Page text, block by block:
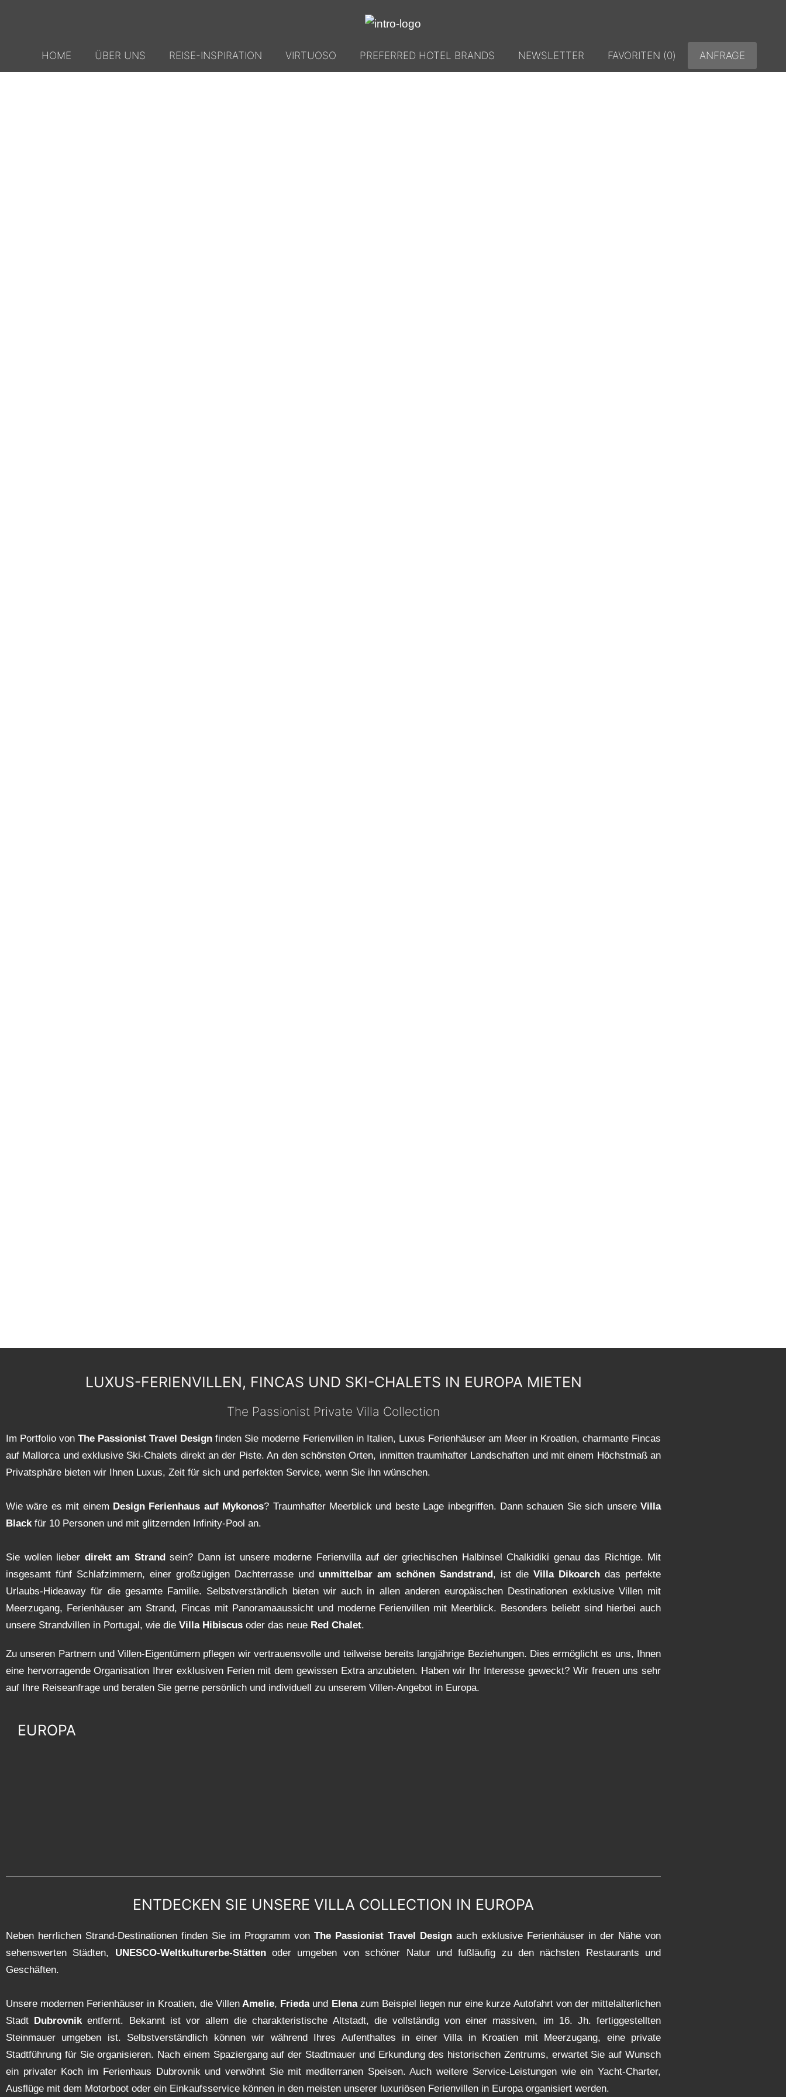
HOME ÜBER UNS REISE-INSPIRATION VIRTUOSO PREFERRED HOTEL BRANDS NEWSLETTER FAVORITEN (0) ANFRAGE
LUXUS
FERIENHÄUSER
LUXUS-FERIENVILLEN, FINCAS UND SKI-CHALETS IN EUROPA MIETEN
The Passionist Private Villa Collection
Im Portfolio vonThe Passionist Travel Design finden Sie moderne Ferienvillen in Italien, Luxus Ferienhäuser am Meer in Kroatien, charmante Fincas
auf Mallorca und exklusive Ski-Chalets direkt an der Piste. An den schönsten Orten, inmitten traumhafter Landschaften und mit einem Höchstmaß an
Privatsphäre bieten wir Ihnen Luxus, Zeit für sich und perfekten Service, wenn Sie ihn wünschen.
Wie wäre es mit einem Design Ferienhaus auf Mykonos? Traumhafter Meerblick und beste Lage inbegriffen. Dann schauen Sie sich unsereVilla
Black für 10 Personen und mit glitzernden Infinity-Pool an.
Sie wollen lieber direkt am Strandsein? Dann ist unsere moderne Ferienvilla auf der griechischen Halbinsel Chalkidiki genau das Richtige. Mit
insgesamt fünf Schlafzimmern, einer großzügigen Dachterrasse und unmittelbar am schönen Sandstrand, ist die Villa Dikoarch das perfekte
Urlaubs-Hideaway für die gesamte Familie. Selbstverständlich bieten wir auch in allen anderen europäischen Destinationen exklusive Villen mit
Meerzugang, Ferienhäuser am Strand, Fincas mit Panoramaaussicht und moderne Ferienvillen mit Meerblick. Besonders beliebt sind hierbei auch
unsere Strandvillen in Portugal, wie die Villa Hibiscus oder das neue Red Chalet.
Zu unseren Partnern und Villen-Eigentümern pflegen wir vertrauensvolle und teilweise bereits langjährige Beziehungen. Dies ermöglicht es uns, Ihnen
eine hervorragende Organisation Ihrer exklusiven Ferien mit dem gewissen Extra anzubieten. Haben wir Ihr Interesse geweckt? Wir freuen uns sehr
auf Ihre Reiseanfrage und beraten Sie gerne persönlich und individuell zu unserem Villen-Angebot in Europa.
EUROPA
ENTDECKEN SIE UNSERE VILLA COLLECTION IN EUROPA
Neben herrlichen Strand-Destinationen finden Sie im Programm von The Passionist Travel Design auch exklusive Ferienhäuser in der Nähe von
sehenswerten Städten, UNESCO-Weltkulturerbe-Stättenoder umgeben von schöner Natur und fußläufig zu den nächsten Restaurants und
Geschäften.
Unsere modernen Ferienhäuser in Kroatien, die Villen Amelie, Friedaund Elenazum Beispiel liegen nur eine kurze Autofahrt von der mittelalterlichen
Stadt Dubrovnik entfernt. Bekannt ist vor allem die charakteristische Altstadt, die vollständig von einer massiven, im 16. Jh. fertiggestellten
Steinmauer umgeben ist. Selbstverständlich können wir während Ihres Aufenthaltes in einer Villa in Kroatien mit Meerzugang, eine private
Stadtführung für Sie organisieren. Nach einem Spaziergang auf der Stadtmauer und Erkundung des historischen Zentrums, erwartet Sie auf Wunsch
ein privater Koch im Ferienhaus Dubrovnik und verwöhnt Sie mit mediterranen Speisen. Auch weitere Service-Leistungen wie ein Yacht-Charter,
Ausflüge mit dem Motorboot oder ein Einkaufsservice können in den meisten unserer luxuriösen Ferienvillen in Europa organisiert werden.